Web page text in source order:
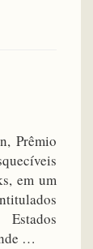
Prêmio
em um
…